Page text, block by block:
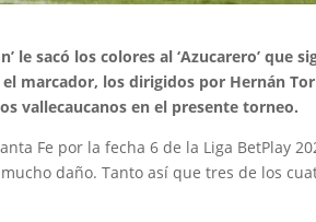
le sacó los colores al ‘Azucarero’ que
marcador, los dirigidos por Hernán
vallecaucanos en el presente torneo.
Fe por la fecha 6 de la Liga BetPlay
daño. Tanto así que tres de los